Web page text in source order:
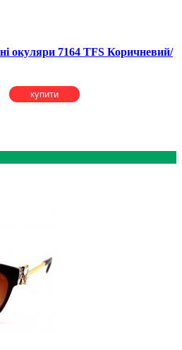
окуляри 7164 TFS Коричневий/
купити